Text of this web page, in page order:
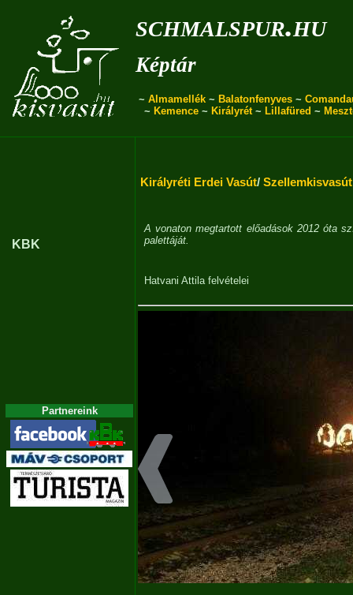
schmalspur.hu
Képtár
~ Almamellék ~ Balatonfenyves ~
~ Kemence~ Királyrét~ Lillafüred ~
KBK
Partnereink
Királyréti Erdei Vasút/ Szellemkisvasút
A vonaton megtartott előadások 2012 óta
palettáját.
Hatvani Attilafelvételei